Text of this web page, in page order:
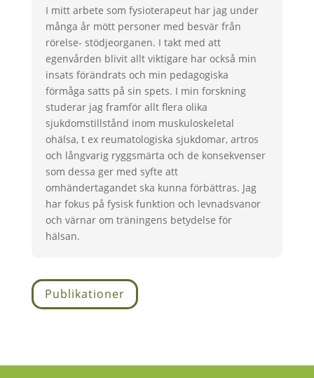
I mitt arbete som fysioterapeut har jag under
många år mött personer med besvär från
rörelse- stödjeorganen. I takt med att
egenvården blivit allt viktigare har också min
insats förändrats och min pedagogiska
förmåga satts på sin spets. I min forskning
studerar jag framför allt flera olika
sjukdomstillstånd inom muskuloskeletal
ohälsa, t ex reumatologiska sjukdomar, artros
och långvarig ryggsmärta och de konsekvenser
som dessa ger med syfte att
omhändertagandet ska kunna förbättras. Jag
har fokus på fysisk funktion och levnadsvanor
och värnar om träningens betydelse för
hälsan.
Publikationer